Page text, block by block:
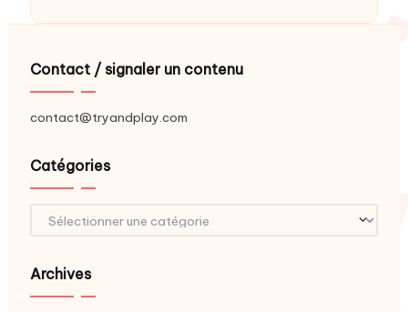
Contact / signaler un contenu
contact@tryandplay.com
Catégories
Catégories
Archives